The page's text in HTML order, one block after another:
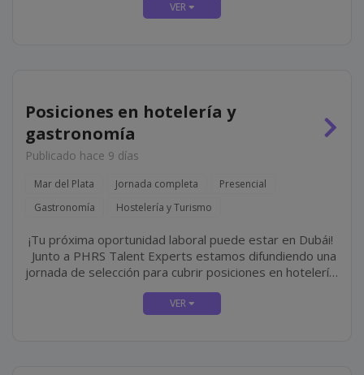
Posiciones en hotelería y
gastronomía
Publicado hace 9 días
Mar del Plata Jornada completa
Presencial
Gastronomía
Hostelería y Turismo
¡Tu próxima oportunidad laboral puede estar en Dubái!
jornada de selección para cubrir posiciones en hotelería
y gastronomía de lujo en Jumeirah, una de las cadenas